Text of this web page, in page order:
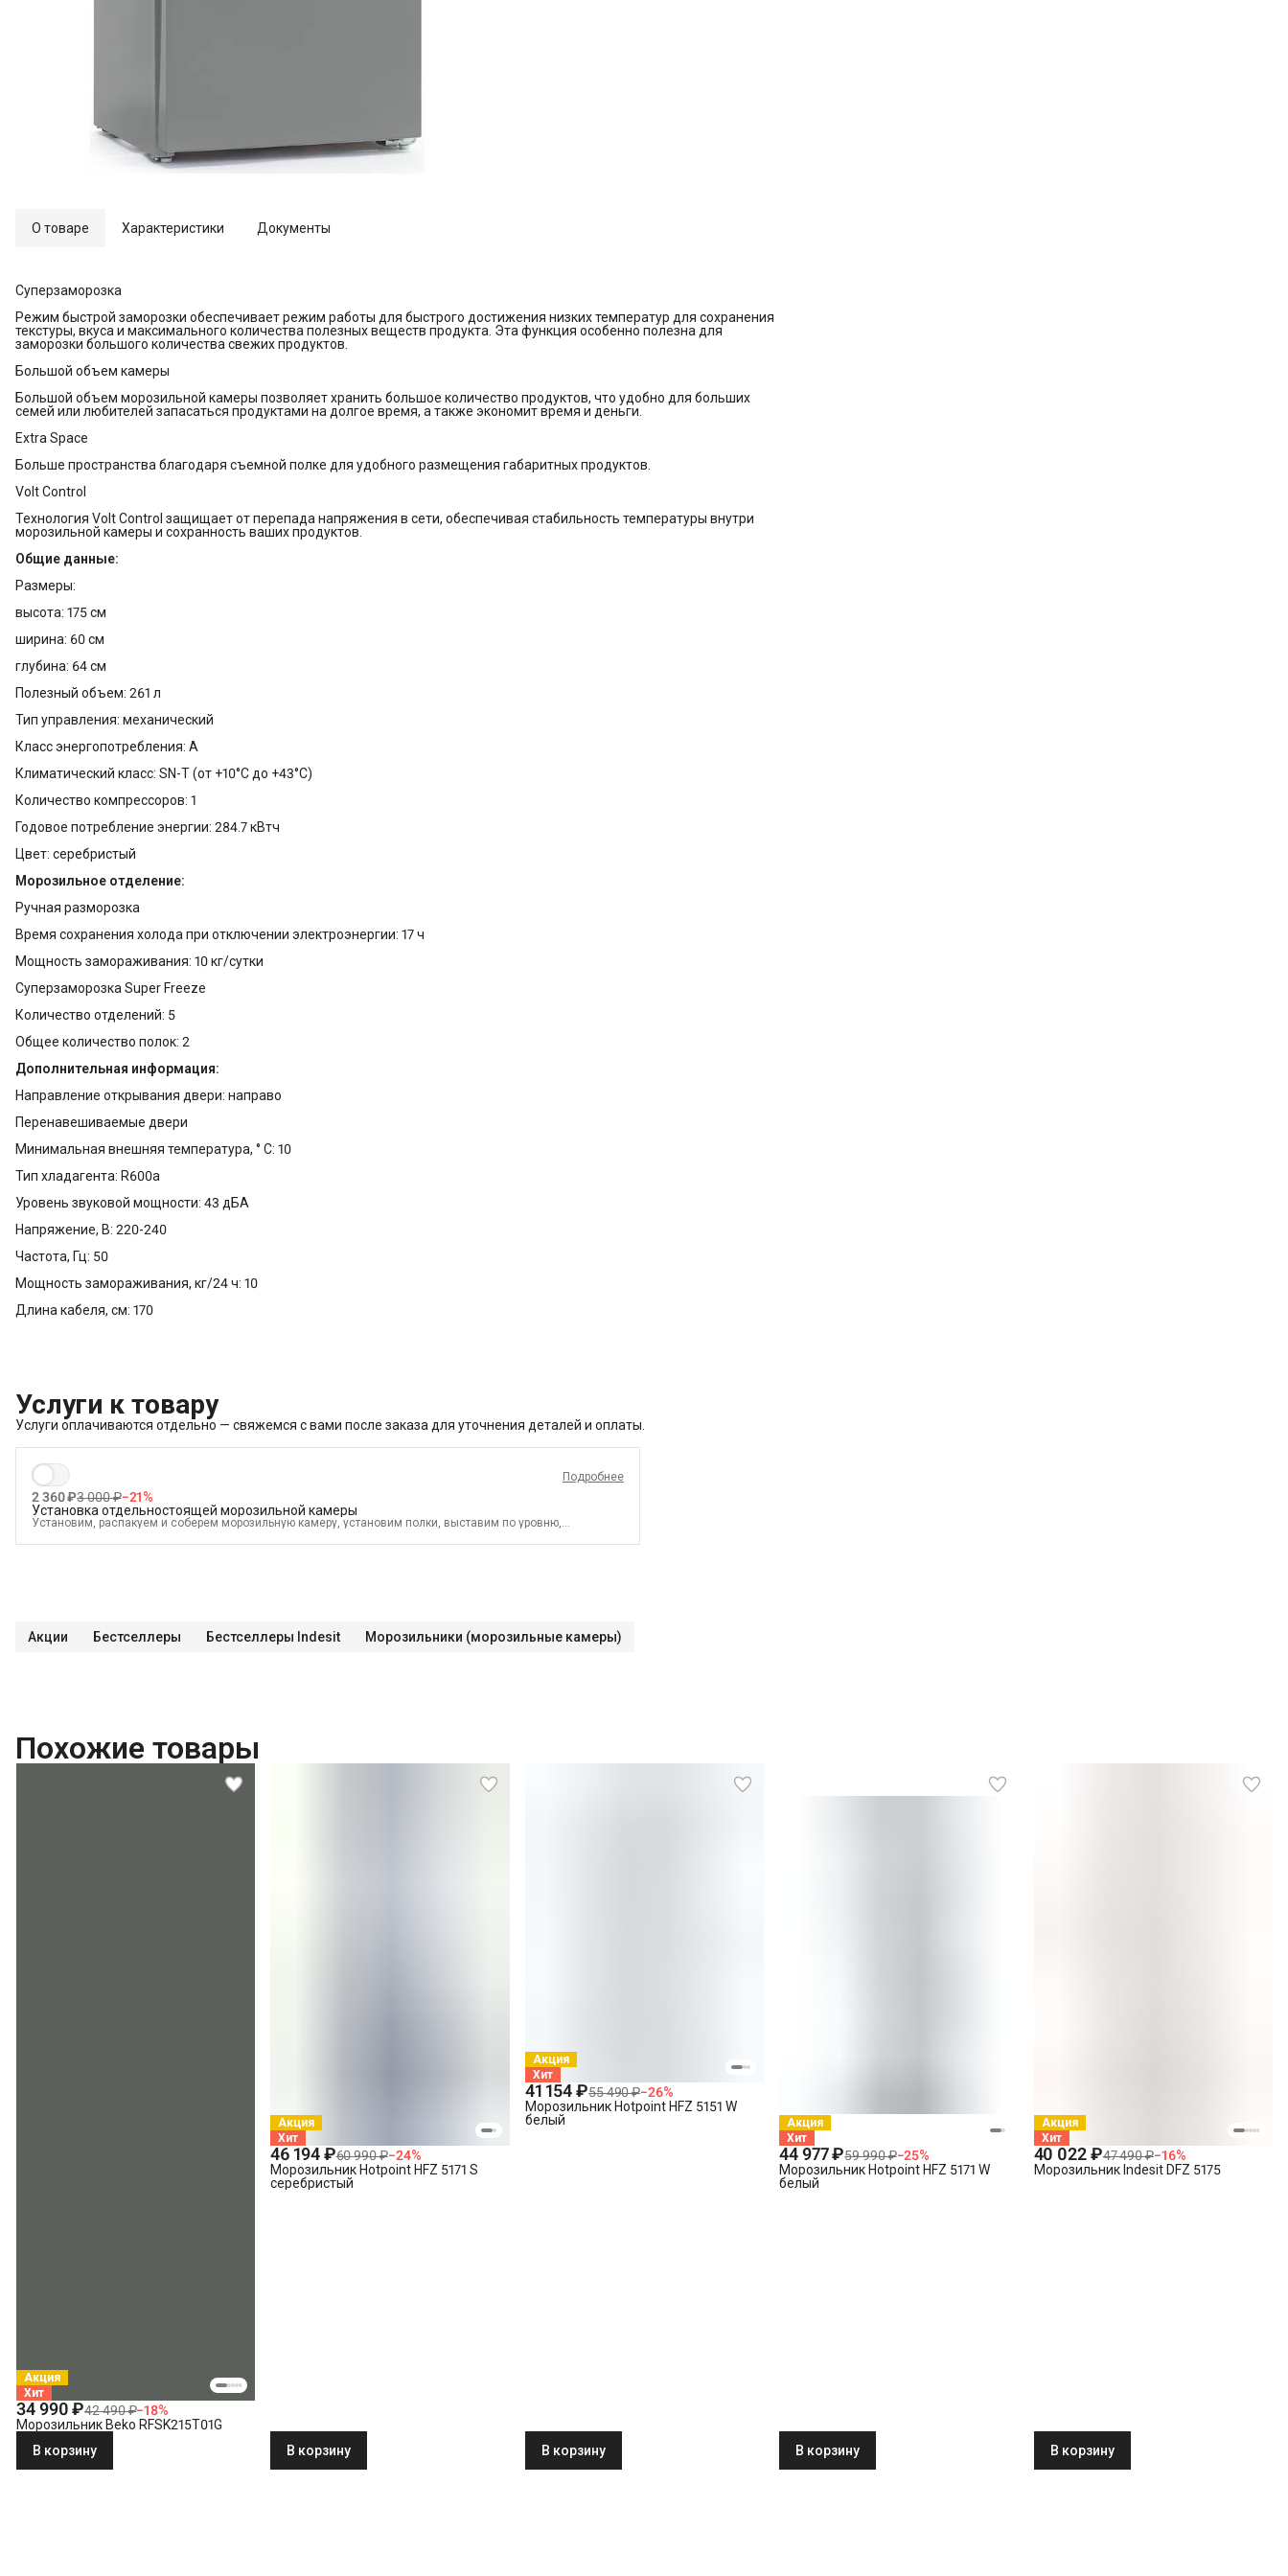
О товаре Характеристики Документы
Суперзаморозка
Режим быстрой заморозки обеспечивает режим работы для быстрого достижения низких температур для сохранения
текстуры, вкуса и максимального количества полезных веществ продукта. Эта функция особенно полезна для
заморозки большого количества свежих продуктов.
Большой объем камеры
Большой объем морозильной камеры позволяет хранить большое количество продуктов, что удобно для больших
семей или любителей запасаться продуктами на долгое время, а также экономит время и деньги.
Extra Space
Больше пространства благодаря съемной полке для удобного размещения габаритных продуктов.
Volt Control
Технология Volt Control защищает от перепада напряжения в сети, обеспечивая стабильность температуры внутри
морозильной камеры и сохранность ваших продуктов.
Общие данные:
Размеры:
высота: 175 см
ширина: 60 см
глубина: 64 см
Полезный объем: 261 л
Тип управления: механический
Класс энергопотребления: A
Климатический класс: SN-T (от +10°С до +43°С)
Количество компрессоров: 1
Годовое потребление энергии: 284.7 кВтч
Цвет: серебристый
Морозильное отделение:
Ручная разморозка
Время сохранения холода при отключении электроэнергии: 17 ч
Мощность замораживания: 10 кг/сутки
Суперзаморозка Super Freeze
Количество отделений: 5
Общее количество полок: 2
Дополнительная информация:
Направление открывания двери: направо
Перенавешиваемые двери
Минимальная внешняя температура, ° С: 10
Тип хладагента: R600a
Уровень звуковой мощности: 43 дБА
Напряжение, В: 220-240
Частота, Гц: 50
Мощность замораживания, кг/24 ч: 10
Длина кабеля, см: 170
Услуги к товару
Услуги оплачиваются отдельно — свяжемся с вами после заказа для уточнения деталей и оплаты.
Подробнее
2 360 ₽3 000 ₽−21%
Установка отдельностоящей морозильной камеры
Установим, распакуем и соберем морозильную камеру, установим полки, выставим по уровню,
осмотрКраткая консультация по вопросам эксплуатацииДемонстрация работы техникиВыезд мастера в
Акции Бестселлеры Бестселлеры Indesit Морозильники (морозильные камеры)
Похожие товары
Акция
Хит
34 990 ₽42 490 ₽−18%
Морозильник Beko RFSK215T01G
В корзину
Акция
Хит
46 194 ₽60 990 ₽−24%
Морозильник Hotpoint HFZ 5171 S
серебристый
В корзину
Акция
Хит
41 154 ₽55 490 ₽−26%
Морозильник Hotpoint HFZ 5151 W
белый
В корзину
Акция
Хит
44 977 ₽59 990 ₽−25%
Морозильник Hotpoint HFZ 5171 W
белый
В корзину
Акция
Хит
40 022 ₽47 490 ₽−16%
Морозильник Indesit DFZ 5175
В корзину